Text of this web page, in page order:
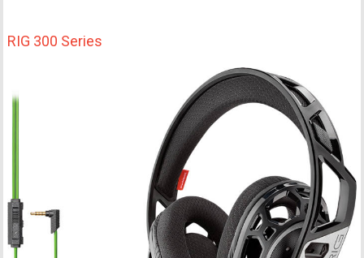
RIG 300 Series